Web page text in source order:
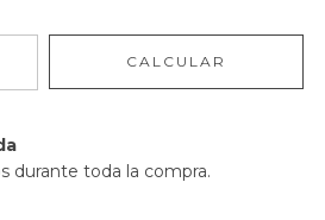
CALCULAR
durante toda la compra.